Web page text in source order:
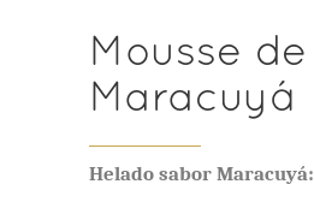
Mousse de
Maracuyá
Helado sabor Maracuyá: